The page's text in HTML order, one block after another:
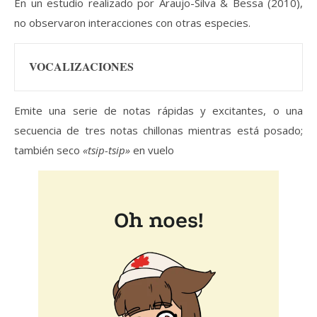
En un estudio realizado por Araujo-Silva & Bessa (2010),
no observaron interacciones con otras especies.
VOCALIZACIONES
Emite una serie de notas rápidas y excitantes, o una
secuencia de tres notas chillonas mientras está posado;
también seco «tsip-tsip» en vuelo